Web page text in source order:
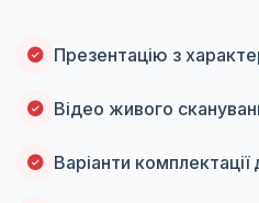
Презентацію з
Відео живого
Варіанти